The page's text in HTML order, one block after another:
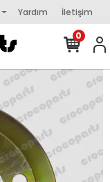
Yardım İletişim
0